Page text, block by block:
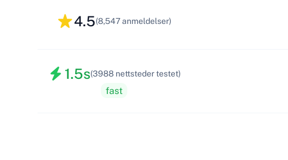
4.5(8,547 anmeldelser)
1.5s(3988 nettsteder testet)
fast